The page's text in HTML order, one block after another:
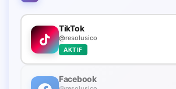
TikTok
@resolusico
AKTIF
Facebook